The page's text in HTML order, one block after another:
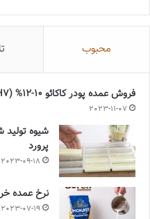
محبوب
فروش عمده پودر کاکائو 10-12% (PH7)
2023-11-07
شیوه
پرورد
2023-09-18
نرخ عمده
2023-07-19